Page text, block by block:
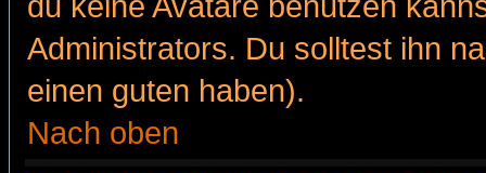
Administrators. Du solltest ihn
einen guten haben).
Nach oben